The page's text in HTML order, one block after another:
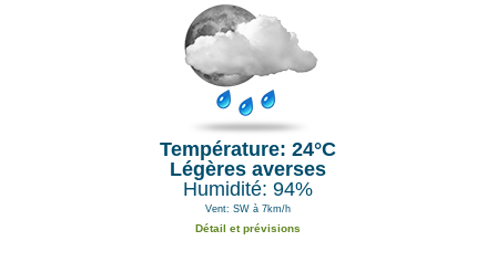
Température: 24°C
Légères averses
Humidité: 94%
Vent: SW à 7km/h
Détail et prévisions